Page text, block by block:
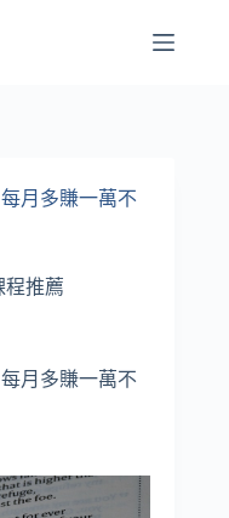
月多賺一萬不
程推薦
月多賺一萬不